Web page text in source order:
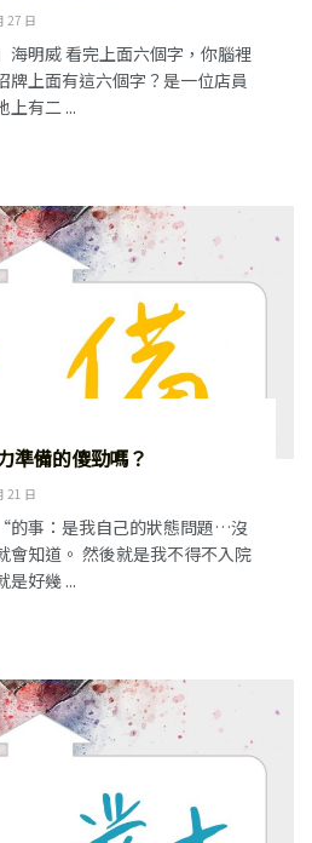
27 日
海明威 看完上面六個字，你腦裡
牌上面有這六個字？是一位店員
上有二 ...
準備的傻勁嗎？
21 日
事：是我自己的狀態問題…沒
會知道。 然後就是我不得不入院
是好幾 ...